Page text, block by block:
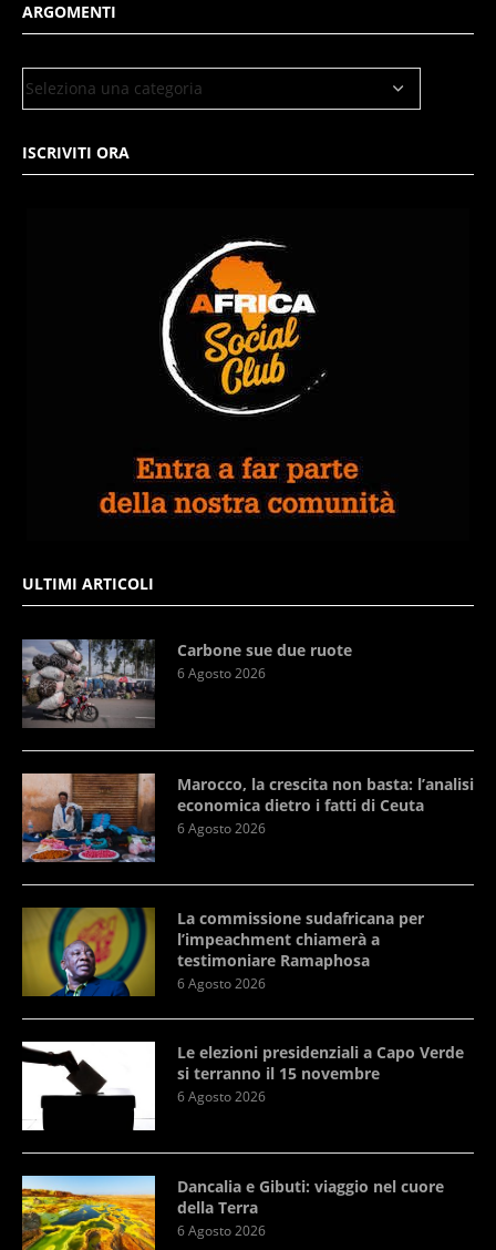
ARGOMENTI
ISCRIVITI ORA
ULTIMI ARTICOLI
Carbone sue due ruote
6 Agosto 2026
Marocco, la crescita non basta: l’analisi
economica dietro i fatti di Ceuta
6 Agosto 2026
La commissione sudafricana per
l’impeachment chiamerà a
testimoniare Ramaphosa
6 Agosto 2026
Le elezioni presidenziali a Capo Verde
si terranno il 15 novembre
6 Agosto 2026
Dancalia e Gibuti: viaggio nel cuore
della Terra
6 Agosto 2026